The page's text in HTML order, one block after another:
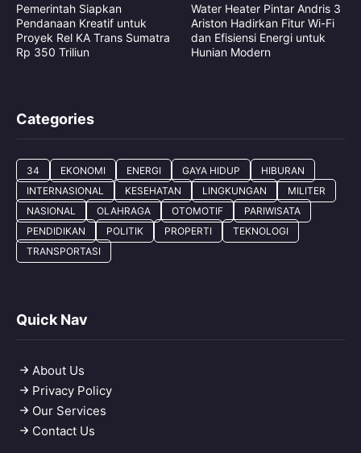
Pemerintah Siapkan
Pendanaan Kreatif untuk
Proyek Rel KA Trans Sumatra
Rp 350 Triliun
Water Heater Pintar Andris 3
Ariston Hadirkan Fitur Wi-Fi
dan Efisiensi Energi untuk
Hunian Modern
Categories
34 EKONOMI ENERGI GAYA HIDUP
HIBURAN
INTERNASIONAL
KESEHATAN LINGKUNGAN
MILITER
NASIONAL
OLAHRAGA OTOMOTIF
PARIWISATA
PENDIDIKAN
POLITIK PROPERTI
TEKNOLOGI
TRANSPORTASI
Quick Nav
About Us
Privacy Policy
Our Services
Contact Us